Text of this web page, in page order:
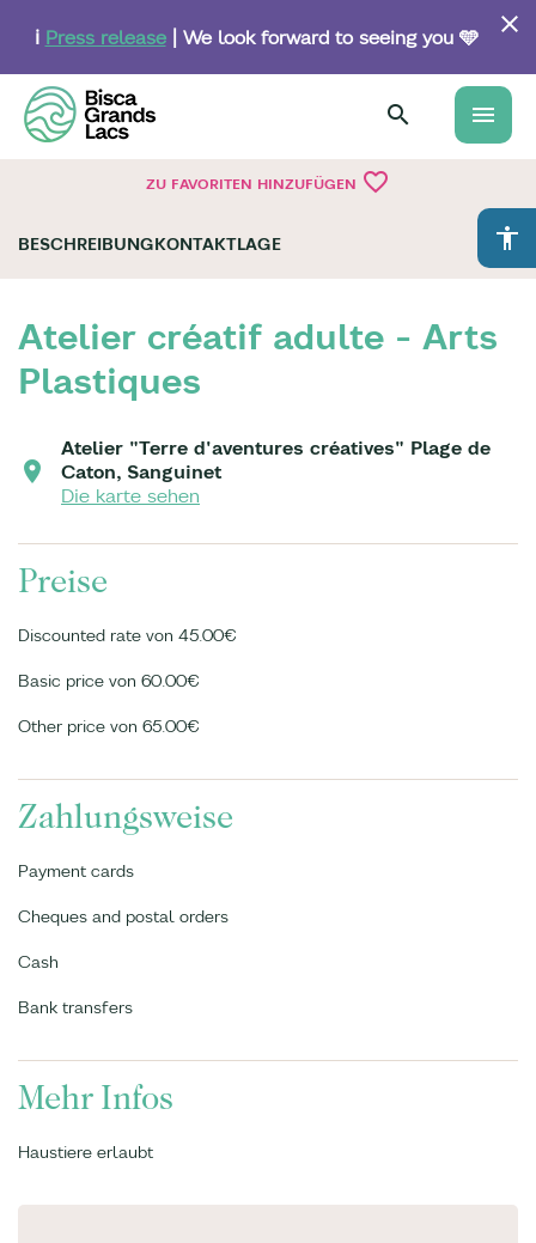
content
ℹ️ Press release| We look forward to seeing you 🩵
menu
ZU FAVORITEN HINZUFÜGEN favorite_border
accessibility
BESCHREIBUNGKONTAKTLAGE
Atelier créatif adulte - Arts
Plastiques
Atelier "Terre d'aventures créatives" Plage de
Caton, Sanguinet
Die karte sehen
Preise
Discounted rate von 45.00€
Basic price von 60.00€
Other price von 65.00€
Zahlungsweise
Payment cards
Cheques and postal orders
Cash
Bank transfers
Mehr Infos
Haustiere erlaubt